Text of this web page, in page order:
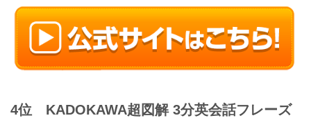
4位 KADOKAWA超図解 3分英会話フレーズ